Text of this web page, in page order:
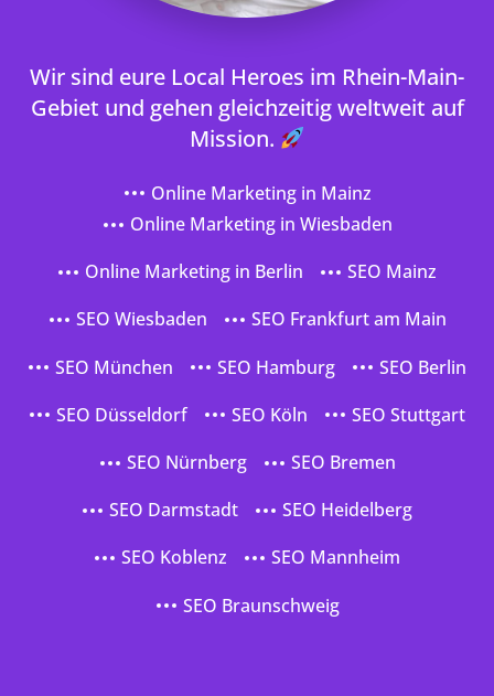
Wir sind eure Local Heroes im Rhein-Main-
Gebiet und gehen gleichzeitig weltweit auf
Mission.
Online Marketing in Mainz
Online Marketing in Wiesbaden
Online Marketing in Berlin
SEO Mainz
SEO Wiesbaden
SEO Frankfurt am Main
SEO München
SEO Hamburg
SEO Berlin
SEO Düsseldorf
SEO Köln
SEO Stuttgart
SEO Nürnberg
SEO Bremen
SEO Darmstadt
SEO Heidelberg
SEO Koblenz
SEO Mannheim
SEO Braunschweig